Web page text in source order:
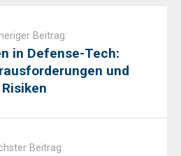
Beitrag:
in Defense-Tech:
und
Risiken
Beitrag: